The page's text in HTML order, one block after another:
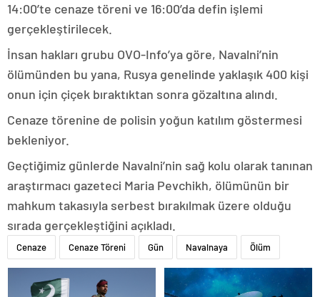
14:00’te cenaze töreni ve 16:00’da defin işlemi
gerçekleştirilecek.
İnsan hakları grubu OVO-Info’ya göre, Navalni’nin
ölümünden bu yana, Rusya genelinde yaklaşık 400 kişi
onun için çiçek bıraktıktan sonra gözaltına alındı.
Cenaze törenine de polisin yoğun katılım göstermesi
bekleniyor.
Geçtiğimiz günlerde Navalni’nin sağ kolu olarak tanınan
araştırmacı gazeteci Maria Pevchikh, ölümünün bir
mahkum takasıyla serbest bırakılmak üzere olduğu
sırada gerçekleştiğini açıkladı.
Cenaze Cenaze Töreni Gün Navalnaya Ölüm